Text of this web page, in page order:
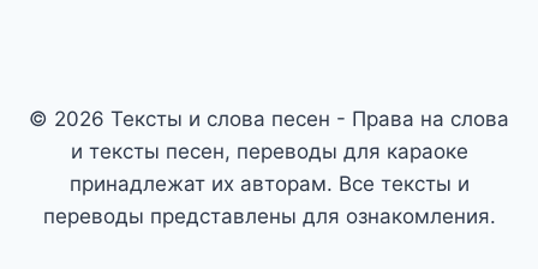
© 2026 Тексты и слова песен - Права на слова
и тексты песен, переводы для караоке
принадлежат их авторам. Все тексты и
переводы представлены для ознакомления.